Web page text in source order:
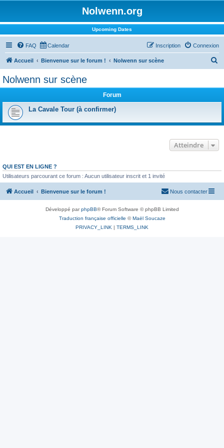
Nolwenn.org
Upcoming Dates
FAQ Calendar Connexion
Inscription
Accueil Bienvenue sur le forum ! Nolwenn sur scène
Nolwenn sur scène
Forum
La Cavale Tour (à confirmer)
Atteindre
QUI EST EN LIGNE ?
Utilisateurs parcourant ce forum : Aucun utilisateur inscrit et 1 invité
Accueil Bienvenue sur le forum ! Nous contacter
Développé parphpBB® Forum Software © phpBB Limited
Traduction française officielle ©Maël Soucaze
PRIVACY_LINK | TERMS_LINK